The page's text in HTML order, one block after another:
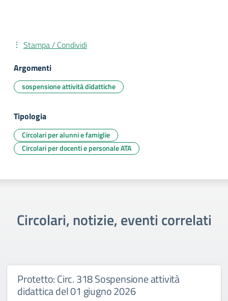
Stampa / Condividi
Argomenti
sospensione attività didattiche
Tipologia
Circolari per alunni e famiglie
Circolari per docenti e personale ATA
Circolari, notizie, eventi correlati
Protetto: Circ. 318 Sospensione attività
didattica del 01 giugno 2026